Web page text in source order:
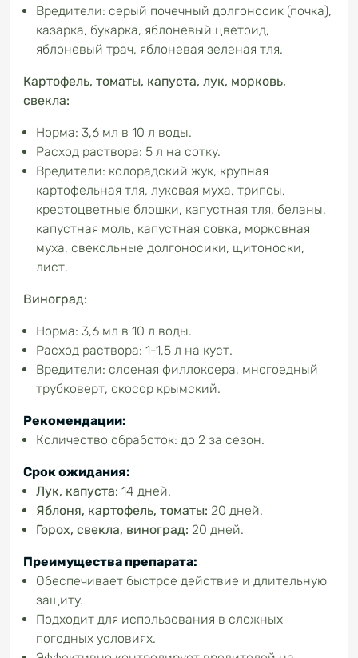
Вредители: серый почечный долгоносик (почка),
казарка, букарка, яблоневый цветоид,
яблоневый трач, яблоневая зеленая тля.
Картофель, томаты, капуста, лук, морковь,
свекла:
Норма: 3,6 мл в 10 л воды.
Расход раствора: 5 л на сотку.
Вредители: колорадский жук, крупная
картофельная тля, луковая муха, трипсы,
крестоцветные блошки, капустная тля, беланы,
капустная моль, капустная совка, морковная
муха, свекольные долгоносики, щитоноски,
лист.
Виноград:
Норма: 3,6 мл в 10 л воды.
Расход раствора: 1-1,5 л на куст.
Вредители: слоеная филлоксера, многоедный
трубковерт, скосор крымский.
Рекомендации:
Количество обработок: до 2 за сезон.
Срок ожидания:
Лук, капуста: 14 дней.
Яблоня, картофель, томаты: 20 дней.
Горох, свекла, виноград: 20 дней.
Преимущества препарата:
Обеспечивает быстрое действие и длительную
защиту.
Подходит для использования в сложных
погодных условиях.